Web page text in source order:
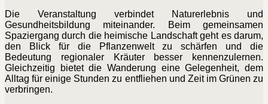
Die Veranstaltung verbindet Naturerlebnis und
Gesundheitsbildung miteinander. Beim gemeinsamen
Spaziergang durch die heimische Landschaft geht es darum,
den Blick für die Pflanzenwelt zu schärfen und die
Bedeutung regionaler Kräuter besser kennenzulernen.
Gleichzeitig bietet die Wanderung eine Gelegenheit, dem
Alltag für einige Stunden zu entfliehen und Zeit im Grünen zu
verbringen.